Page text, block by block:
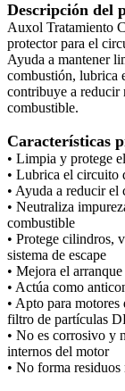
Descripción del
Auxol Tratamiento
protector para el
Ayuda a mantener
combustión, lubrica
contribuye a reducir
combustible.
Características
• Limpia y protege
• Lubrica el circuito
• Ayuda a reducir el
• Neutraliza
combustible
• Protege cilindros,
sistema de escape
• Mejora el
• Actúa como
• Apto para
filtro de partículas
• No es corrosivo y
internos del motor
• No forma residuos